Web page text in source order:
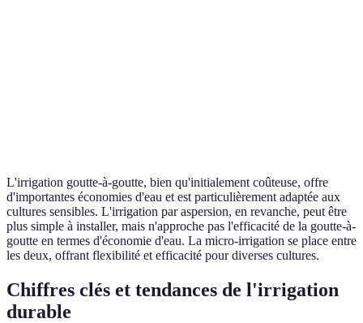
L'irrigation goutte-à-goutte, bien qu'initialement coûteuse, offre
d'importantes économies d'eau et est particulièrement adaptée aux
cultures sensibles. L'irrigation par aspersion, en revanche, peut être
plus simple à installer, mais n'approche pas l'efficacité de la goutte-à-
goutte en termes d'économie d'eau. La micro-irrigation se place entre
les deux, offrant flexibilité et efficacité pour diverses cultures.
Chiffres clés et tendances de l'irrigation
durable